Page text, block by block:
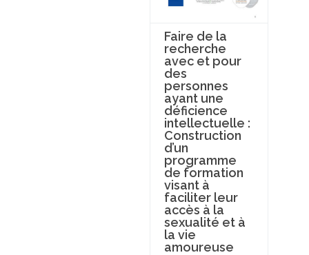
Faire de la
recherche
avec et pour
des
personnes
ayant une
déficience
intellectuelle :
Construction
d’un
programme
de formation
visant à
faciliter leur
accès à la
sexualité et à
la vie
amoureuse